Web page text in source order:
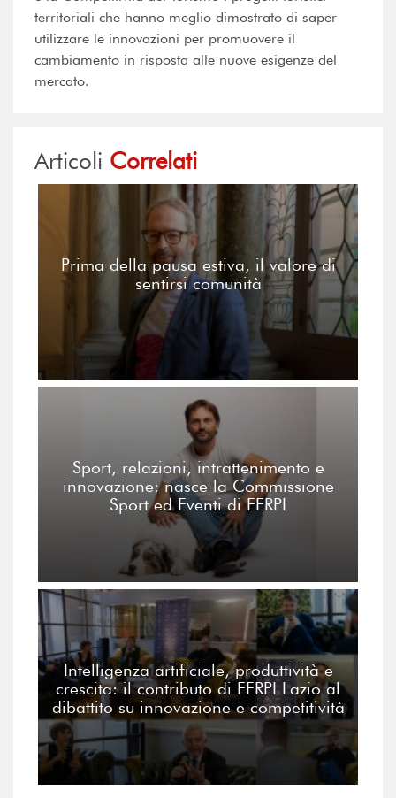
territoriali che hanno meglio dimostrato di saper
utilizzare le innovazioni per promuovere il
cambiamento in risposta alle nuove esigenze del
mercato.
Articoli Correlati
Prima della pausa estiva, il valore di
sentirsi comunità
Sport, relazioni, intrattenimento e
innovazione: nasce la Commissione
Sport ed Eventi di FERPI
Intelligenza artificiale, produttività e
crescita: il contributo di FERPI Lazio al
dibattito su innovazione e competitività